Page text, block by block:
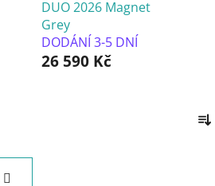
DUO 2026 Magnet
Grey
DODÁNÍ 3-5 DNÍ
26 590 Kč
a